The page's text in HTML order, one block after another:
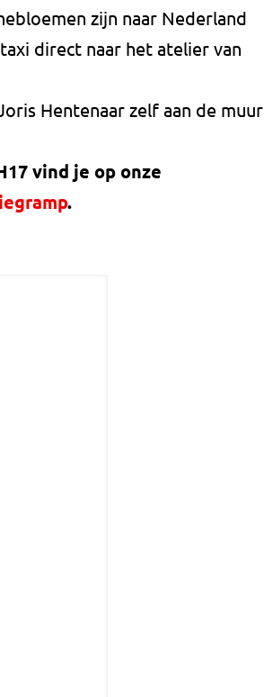
zijn naar Nederland
direct naar het atelier van
Hentenaar zelf aan de muur
vind je op onze
.